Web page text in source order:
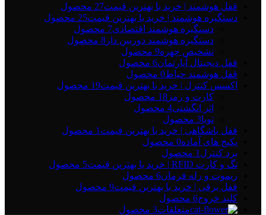
قفل هوشمند | خرید با بهترین قیمت27 محصول
دستگیره هوشمند | خرید با بهترین قیمت25 محصول
دستگیره هوشمند اقتصادی7 محصول
دستگیره هوشمند دوربین دار 8 محصول
تشخیص چهره9 محصول
قفل دیجیتال آپارتمان6 محصول
قفل هوشمند حیاط0 محصول
اکسس کنترل | خرید با بهترین قیمت19 محصول
کارت و رمز 18 محصول
اثر انگشتی4 محصول
تویا3 محصول
قفل باشگاهی | خرید با بهترین قیمت 1 محصول
پکیج های آماده0 محصول
برد کنترل 1 محصول
تگ و کارت RFID | خرید با بهترین قیمت
5 محصول
ریموت و رله فرمان6 محصول
قفل برقی | خرید با بهترین قیمت9 محصول
کلید خروج6 محصول
متعلقات3 محصول